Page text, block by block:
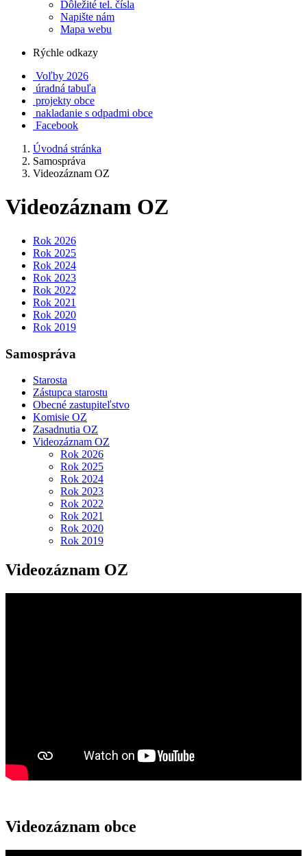
Dôležité tel. čísla
Napište nám
Mapa webu
Rýchle odkazy
Voľby 2026
úradná tabuľa
projekty obce
nakladanie s odpadmi obce
Facebook
Úvodná stránka
Samospráva
Videozáznam OZ
Videozáznam OZ
Rok 2026
Rok 2025
Rok 2024
Rok 2023
Rok 2022
Rok 2021
Rok 2020
Rok 2019
Samospráva
Starosta
Zástupca starostu
Obecné zastupiteľstvo
Komisie OZ
Zasadnutia OZ
Videozáznam OZ
Rok 2026
Rok 2025
Rok 2024
Rok 2023
Rok 2022
Rok 2021
Rok 2020
Rok 2019
Videozáznam OZ
Videozáznam obce